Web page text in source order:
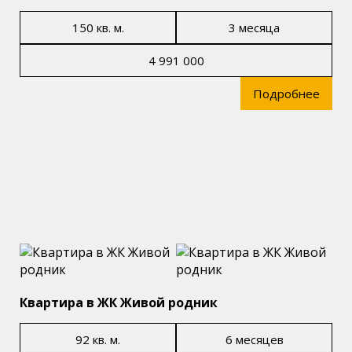
150 кв. м. 3 месяца
4 991 000
Подробнее
Квартира в ЖК Живой родник
92 кв. м. 6 месяцев